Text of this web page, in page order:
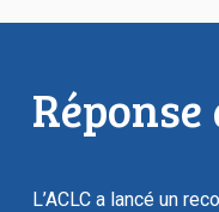
Réponse
L’ACLC a lancé un